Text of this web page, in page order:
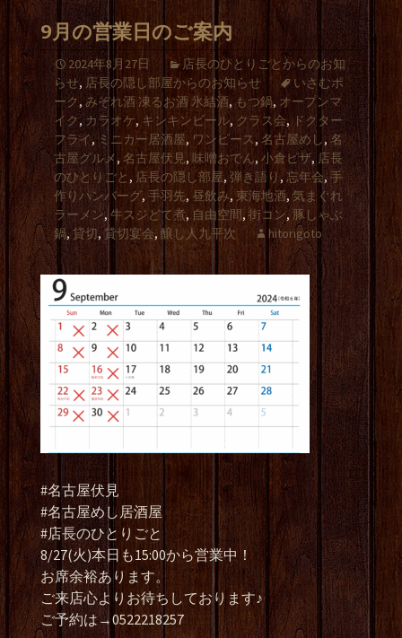
9月の営業日のご案内
2024年8月27日
店長のひとりごとからのお知
らせ, 店長の隠し部屋からのお知らせ
いさむポ
ーク, みぞれ酒 凍るお酒 氷結酒,もつ鍋, オープンマ
イク,カラオケ, キンキンビール, クラス会, ドクター
フライ,ミニカー居酒屋, ワンピース, 名古屋めし,名
古屋グルメ , 名古屋伏見, 味噌おでん, 小倉ピザ,店長
のひとりごと , 店長の隠し部屋, 弾き語り ,忘年会, 手
作りハンバーグ, 手羽先, 昼飲み, 東海地酒,気まぐれ
ラーメン, 牛スジどて煮, 自由空間, 街コン,豚しゃぶ
鍋,貸切, 貸切宴会, 醸し人九平次 hitorigoto
#名古屋伏見
#名古屋めし居酒屋
#店長のひとりごと
8/27(火)本日も15:00から営業中！
お席余裕あります。
ご来店心よりお待ちしております♪
ご予約は→0522218257